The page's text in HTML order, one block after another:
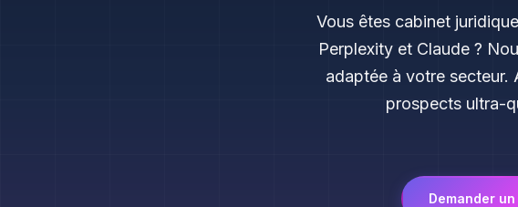
Vous êtes cabinet
Perplexity et Claude ?
adaptée à votre secteur.
prospects ultra-
Demander